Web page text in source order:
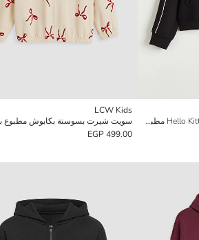
سويت شيرت بسحاب للبنات Hello Kitty مطبوع
LCW Kids
499.00 EGP